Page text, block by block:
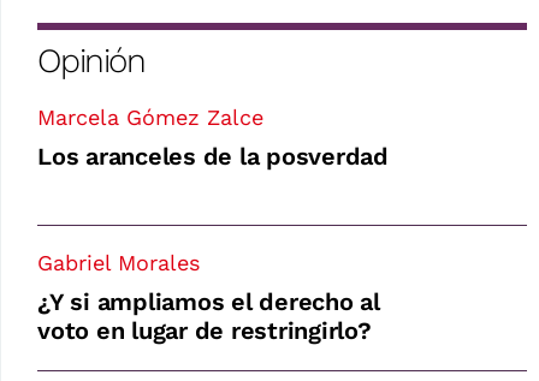
Opinión
Marcela Gómez Zalce
Los aranceles de la posverdad
Gabriel Morales
¿Y si ampliamos el derecho al
voto en lugar de restringirlo?